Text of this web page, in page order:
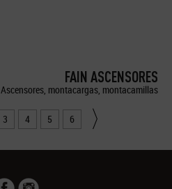
FAIN ASCENSORES
Ascensores, montacargas, montacamillas
3 4 5 6